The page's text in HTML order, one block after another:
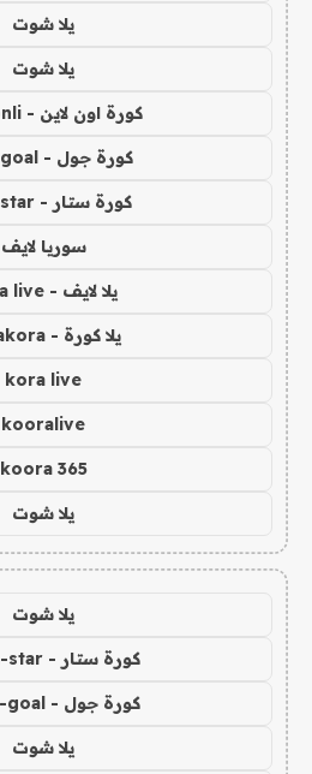
يلا شوت
يلا شوت
كورة اون لاين - kora onli
كورة جول - kora goal
كورة ستار - kora star
سوريا لايف
يلا لايف - yalla live
يلا كورة - yallakora
kora live
kooralive
koora 365
يلا شوت
يلا شوت
كورة ستار - koora-star
كورة جول - koora-goal
يلا شوت